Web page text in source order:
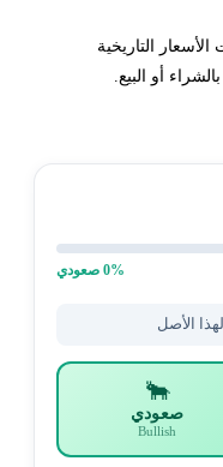
التاريخية
أو البيع.
0% صعودي
الأصل
🐂
صعودي
Bullish